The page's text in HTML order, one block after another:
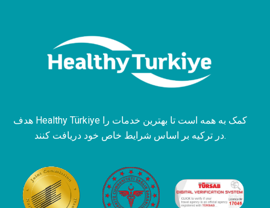
هدف Healthy Türkiye کمک به همه است تا بهترین خدمات را
در ترکیه بر اساس شرایط خاص خود دریافت کنند.